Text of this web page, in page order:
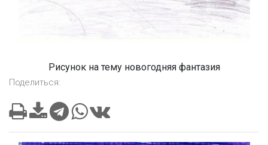
Рисунок на тему новогодняя фантазия
Поделиться: